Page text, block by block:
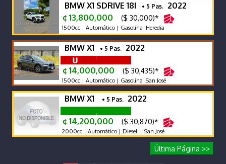
BMW X1 SDRIVE 18I • 5 Pas. 2022
¢ 13,800,000
($ 30,000)*
1500cc | Automático | Gasolina Heredia
BMW X1 • 5 Pas. 2022
¢ 14,000,000 ($ 30,435)*
1500cc | Automático | Gasolina San José
BMW X1 • 5 Pas. 2022
¢ 14,200,000 ($ 30,870)*
2000cc | Automático | Diesel | San José
Última Página >>